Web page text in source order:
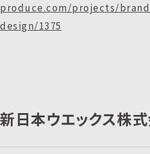
produce.com/projects/
design/1375
新日本ウエックス株